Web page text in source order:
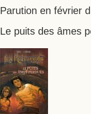
Parution en février
Le puits des âmes